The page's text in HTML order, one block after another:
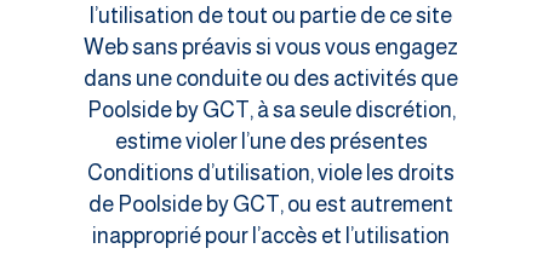
l’utilisation de tout ou partie de ce site
Web sans préavis si vous vous engagez
dans une conduite ou des activités que
Poolside by GCT, à sa seule discrétion,
estime violer l’une des présentes
Conditions d’utilisation, viole les droits
de Poolside by GCT, ou est autrement
inapproprié pour l’accès et l’utilisation